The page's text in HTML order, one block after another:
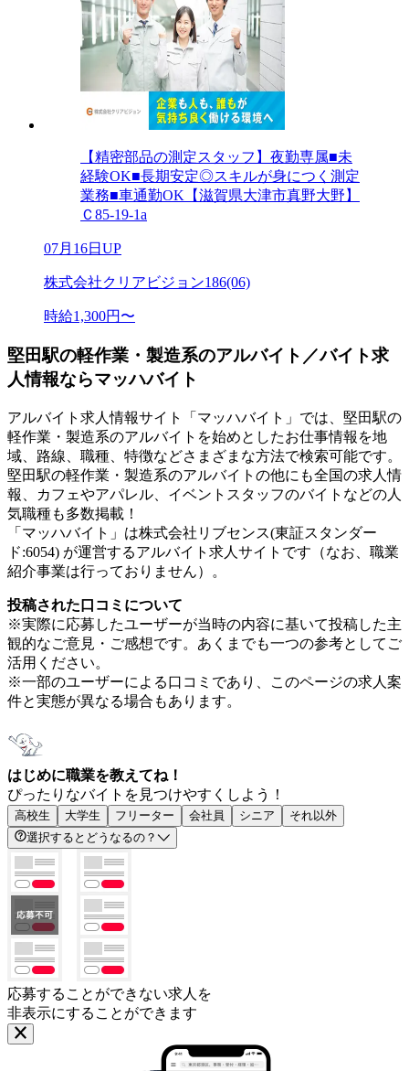
【精密部品の測定スタッフ】夜勤専属■未
経験OK■長期安定◎スキルが身につく測定
業務■車通勤OK【滋賀県大津市真野大野】
Ｃ85-19-1a
07月16日UP
株式会社クリアビジョン186(06)
時給1,300円〜
堅田駅の軽作業・製造系のアルバイト／バイト求
人情報ならマッハバイト
アルバイト求人情報サイト「マッハバイト」では、堅田駅の
軽作業・製造系のアルバイトを始めとしたお仕事情報を地
域、路線、職種、特徴などさまざまな方法で検索可能です。
堅田駅の軽作業・製造系のアルバイトの他にも全国の求人情
報、カフェやアパレル、イベントスタッフのバイトなどの人
気職種も多数掲載！
「マッハバイト」は株式会社リブセンス(東証スタンダー
ド:6054) が運営するアルバイト求人サイトです（なお、職業
紹介事業は行っておりません）。
投稿された口コミについて
※実際に応募したユーザーが当時の内容に基いて投稿した主
観的なご意見・ご感想です。あくまでも一つの参考としてご
活用ください。
※一部のユーザーによる口コミであり、このページの求人案
件と実態が異なる場合もあります。
はじめに職業を教えてね！
ぴったりなバイトを見つけやすくしよう！
高校生 大学生 フリーター 会社員 シニア
それ以外
選択するとどうなるの？
応募することができない求人を
非表示にすることができます